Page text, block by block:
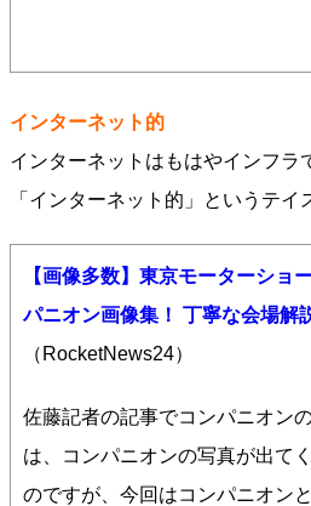
インターネット的
インターネットはもはやインフラ
「インターネット的」というテイ
【画像多数】東京モーターショ
パニオン画像集！ 丁寧な会場解
（RocketNews24）
佐藤記者の記事でコンパニオン
は、コンパニオンの写真が出て
のですが、今回はコンパニオン